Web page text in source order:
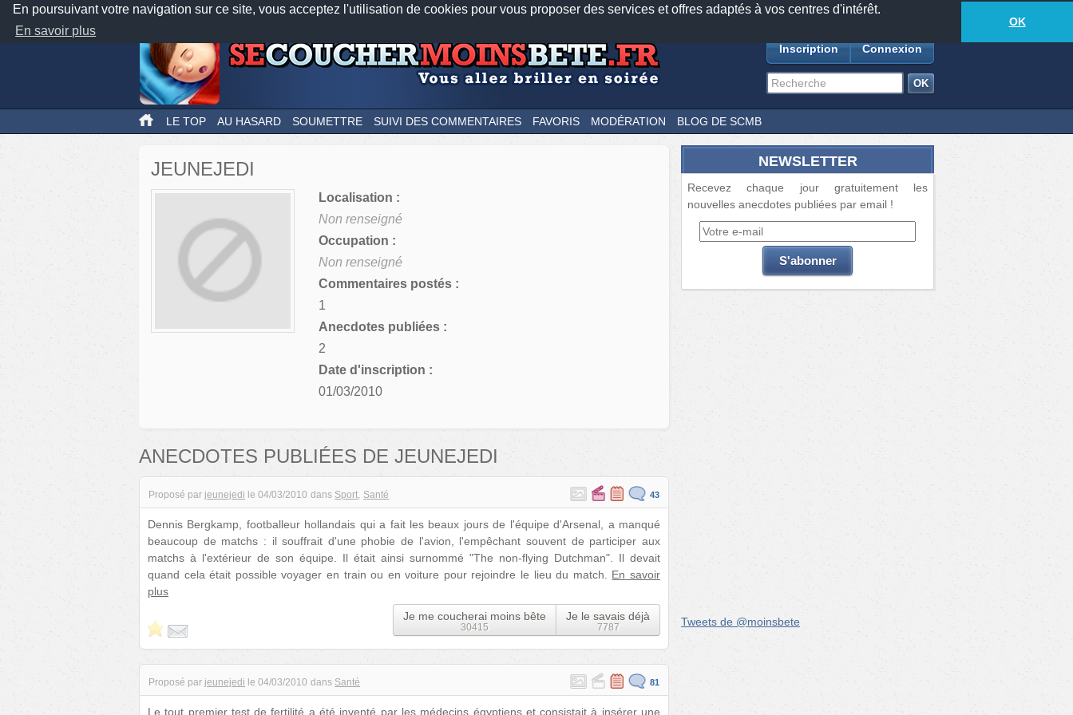
En poursuivant votre navigation sur ce site, vous acceptez l'utilisation de cookies pour vous proposer des services et offres adaptés à vos centres d'intérêt.
En savoir plus
OK
Nos applications mobiles Newsletter Facebook
TwitterFeeds18881anecdotes-614lecteurs connectés
Inscription Connexion
LE TOP AU HASARD SOUMETTRE SUIVI DES COMMENTAIRES FAVORIS MODÉRATION BLOG DE SCMB
JEUNEJEDI
Localisation :
Non renseigné
Occupation :
Non renseigné
Commentaires postés :
1
Anecdotes publiées :
2
Date d'inscription :
01/03/2010
ANECDOTES PUBLIÉES DE JEUNEJEDI
Proposé par jeunejedi le 04/03/2010 dans Sport Santé 43
Dennis Bergkamp, footballeur hollandais qui a fait les beaux jours de l'équipe d'Arsenal, a manqué
beaucoup de matchs : il souffrait d'une phobie de l'avion, l'empêchant souvent de participer aux
matchs à l'extérieur de son équipe. Il était ainsi surnommé "The non-flying Dutchman". Il devait
quand cela était possible voyager en train ou en voiture pour rejoindre le lieu du match. En savoir
plus
Je me coucherai moins bête
30415
Je le savais déjà
7787
Proposé par jeunejedi le 04/03/2010 dans Santé 81
Le tout premier test de fertilité a été inventé par les médecins égyptiens et consistait à insérer une
NEWSLETTER
Recevez chaque jour gratuitement les
nouvelles anecdotes publiées par email !
Tweets de @moinsbete